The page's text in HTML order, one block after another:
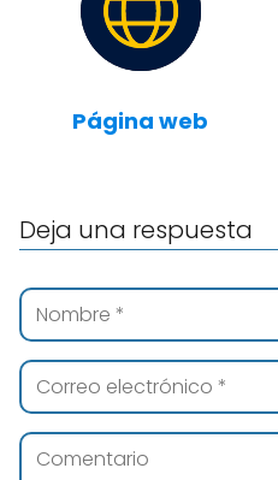
Página web
Deja una respuesta